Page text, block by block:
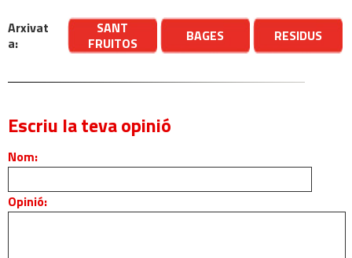
Arxivat
a:
SANT
FRUITOS
BAGES RESIDUS
Escriu la teva opinió
Nom:
Opinió: